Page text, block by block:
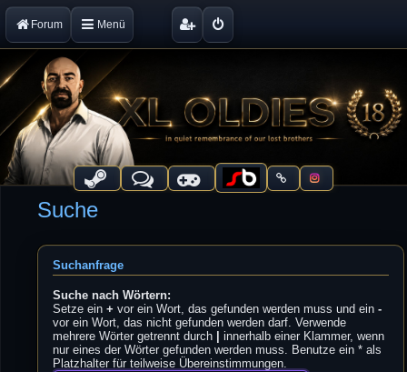
Forum Menü
Suche
Suchanfrage
Suche nach Wörtern:
Setze ein+ vor ein Wort, das gefunden werden muss und ein-
vor ein Wort, das nicht gefunden werden darf. Verwende
mehrere Wörter getrennt durch
innerhalb einer Klammer, wenn
nur eines der Wörter gefunden werden muss. Benutze ein * als
Platzhalter für teilweise Übereinstimmungen.